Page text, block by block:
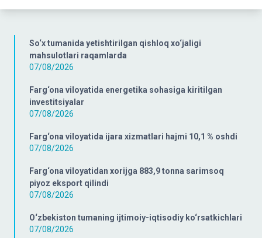
So‘x tumanida yetishtirilgan qishloq xo‘jaligi
mahsulotlari raqamlarda
07/08/2026
Farg‘ona viloyatida energetika sohasiga kiritilgan
investitsiyalar
07/08/2026
Farg‘ona viloyatida ijara xizmatlari hajmi 10,1 % oshdi
07/08/2026
Farg‘ona viloyatidan xorijga 883,9 tonna sarimsoq
piyoz eksport qilindi
07/08/2026
O‘zbekiston tumaning ijtimoiy-iqtisodiy ko‘rsatkichlari
07/08/2026